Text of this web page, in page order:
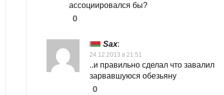
ассоциировался бы?
0
Sax:
24.12.2013 в 21:51
..и правильно сделал что завалил
зарвавшуюся обезьяну
0